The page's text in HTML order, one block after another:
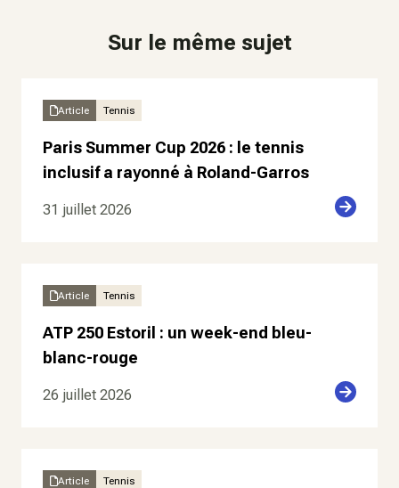
Sur le même sujet
Article Tennis
Paris Summer Cup 2026 : le tennis
inclusif a rayonné à Roland-Garros
31 juillet 2026
Article Tennis
ATP 250 Estoril : un week-end bleu-
blanc-rouge
26 juillet 2026
Article Tennis